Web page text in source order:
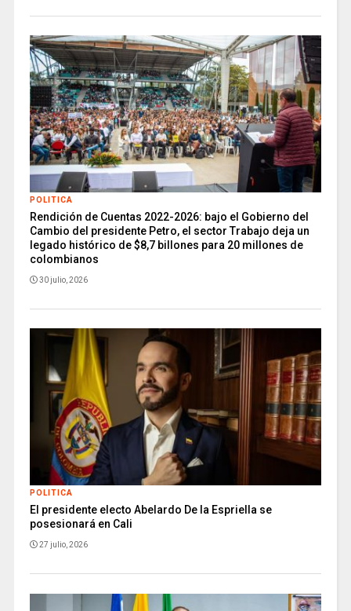
POLITICA
Rendición de Cuentas 2022-2026: bajo el Gobierno del
Cambio del presidente Petro, el sector Trabajo deja un
legado histórico de $8,7 billones para 20 millones de
colombianos
30 julio, 2026
POLITICA
El presidente electo Abelardo De la Espriella se
posesionará en Cali
27 julio, 2026